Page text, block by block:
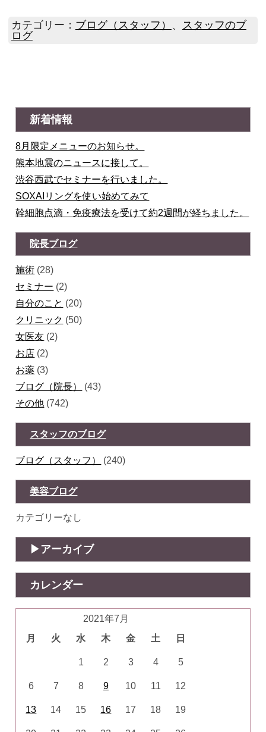
カテゴリー： ブログ（スタッフ） 、
スタッフのブ
ログ
新着情報
8月限定メニューのお知らせ。
熊本地震のニュースに接して。
渋谷西武でセミナーを行いました。
SOXAIリングを使い始めてみて
幹細胞点滴・免疫療法を受けて約2週間が経ちました。
院長ブログ
施術 (28)
セミナー (2)
自分のこと (20)
クリニック (50)
女医友 (2)
お店 (2)
お薬 (3)
ブログ（院長）
(43)
その他 (742)
スタッフのブログ
ブログ（スタッフ） (240)
美容ブログ
カテゴリーなし
アーカイブ
カレンダー
2021年7月
月
火 水 木 金 土 日
1 2 3 4 5
6 7 8 9 10 11 12
13 14 15 16 17 18 19